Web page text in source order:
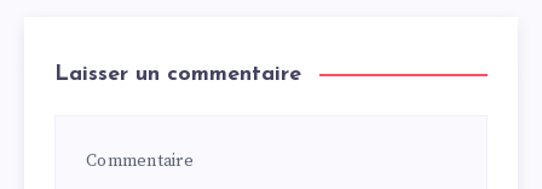
Laisser un commentaire